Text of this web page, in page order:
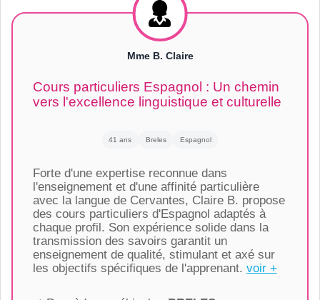
Mme B. Claire
Cours particuliers Espagnol : Un chemin
vers l'excellence linguistique et culturelle
41 ans Breles Espagnol
Forte d'une expertise reconnue dans
l'enseignement et d'une affinité particulière
avec la langue de Cervantes, Claire B. propose
des cours particuliers d'Espagnol adaptés à
chaque profil. Son expérience solide dans la
transmission des savoirs garantit un
enseignement de qualité, stimulant et axé sur
les objectifs spécifiques de l'apprenant. voir +